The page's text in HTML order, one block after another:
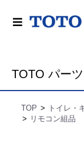
TOTO パー
TOP トイレ・
リモコン組品